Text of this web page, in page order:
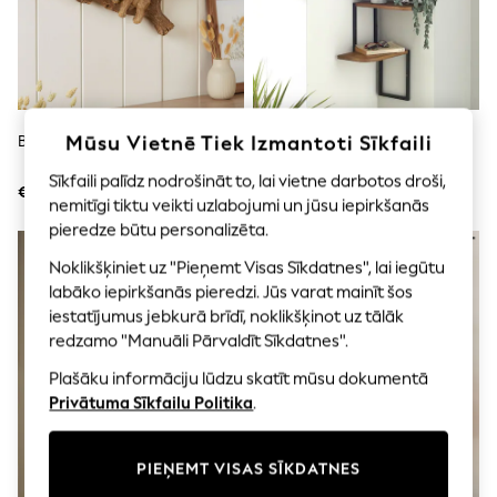
Shorts
Joggers
All Girls Schoolwear
Shoes
Dresses
Trousers
Skirts
Shirts
Polo Shirts
Sweatshirts
Cardigans
Coats & Jackets
Underwear
Socks & Tights
Multipacks
Trainers & Pumps
Swimwear
Tops
Shorts
Bertie Bear Sienas Plaukti
€111
Stūra Sienas Plaukti
€65
Mūsu Vietnē Tiek Izmantoti Sīkfaili
Sīkfaili palīdz nodrošināt to, lai vietne darbotos droši,
nemitīgi tiktu veikti uzlabojumi un jūsu iepirkšanās
pieredze būtu personalizēta.
Noklikšķiniet uz "Pieņemt Visas Sīkdatnes", lai iegūtu
labāko iepirkšanās pieredzi. Jūs varat mainīt šos
iestatījumus jebkurā brīdī, noklikšķinot uz tālāk
redzamo "Manuāli Pārvaldīt Sīkdatnes".
Plašāku informāciju lūdzu skatīt mūsu dokumentā
Privātuma Sīkfailu Politika.
PIEŅEMT VISAS SĪKDATNES